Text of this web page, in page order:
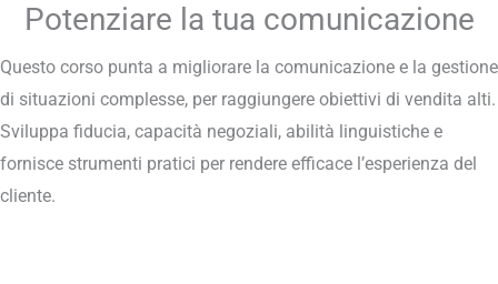
Potenziare la tua comunicazione
Questo corso punta a migliorare la comunicazione e la gestione
di situazioni complesse, per raggiungere obiettivi di vendita alti.
Sviluppa fiducia, capacità negoziali, abilità linguistiche e
fornisce strumenti pratici per rendere efficace l’esperienza del
cliente.